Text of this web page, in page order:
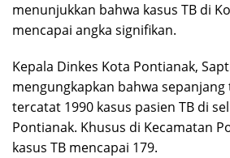
menunjukkan bahwa kasus TB di
mencapai angka signifikan.
Kepala Dinkes Kota Pontianak,
mengungkapkan bahwa sepanjang
tercatat 1990 kasus pasien TB di
Pontianak. Khusus di Kecamatan
kasus TB mencapai 179.